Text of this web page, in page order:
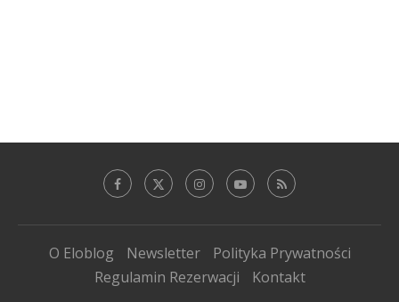
O Eloblog Newsletter
Polityka Prywatności
Regulamin Rezerwacji
Kontakt